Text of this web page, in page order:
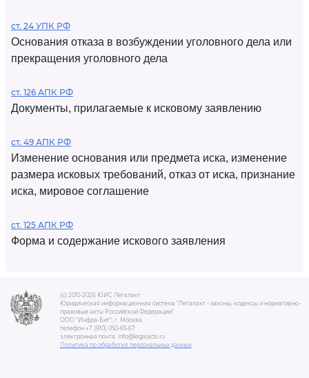
ст. 24 УПК РФ
Основания отказа в возбуждении уголовного дела или
прекращения уголовного дела
ст. 126 АПК РФ
Документы, прилагаемые к исковому заявлению
ст. 49 АПК РФ
Изменение основания или предмета иска, изменение
размера исковых требований, отказ от иска, признание
иска, мировое соглашение
ст. 125 АПК РФ
Форма и содержание искового заявления
(c) 2015-2026 ЮИС Легалакт
Юридическая информационная система "Легалакт - законы, кодексы и нормативно-
правовые акты Российской Федерации"
ООО "Инфра-Бит", г. Москва.
телефон +7 (910) 050-65-67
электронная почта: info@legalacts.ru
Политика по обработке персональных данных